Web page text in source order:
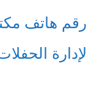
رقم هاتف
لإدارة